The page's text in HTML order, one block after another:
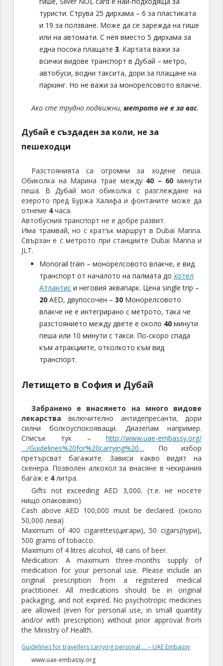
туристи. Струва 25 дирхама – 6 за пластиката
и 19 за ползване. Може да се зарежда на гише
или на автомати. С нея вместо 5 дирхама за
една посока плащате 3. Картата важи за
всички видове транспорт в Дубай – метро,
автобуси, водни таксита, дори за плащане на
паркинг. Но не важи за монорелсовото влакче.
Ако сте трудно подвижни, метрото не е за вас.
Дубай е създаден за коли, не за
пешеходци
Разстоянията са огромни за ходене пеша.
Обиколка на Марина трае между 40 – 60 минути
пеша. В Дубай мол обиколка с разглеждане на
езерото пред Буржа Халифа и фонтаните може да
отнеме 4часа.
Автобусния транспорт не е добре развит.
Има трамвай, но с кратък маршрут в Dubai Marina.
Свързан е с метрото при станциите Dubai Marina и
JLT.
Monorail train – монорелсовото влакче, е вид
транспорт от началото на палмата до хотел
Атлантиси неговия аквапарк. Цена single trip –
20AED, двупосочен – 30 Монорелсовото
влакче не е интегрирано с метрото, така че
разстоянието между двете е около 40минути
пеша или 10 минути с такси. По-скоро спада
към атракциите, отколкото към вид
транспорт.
Летището в София и Дубай
Забранено е внасянето на много видове
лекарства включително антидепресанти, дори
силни болкоуспокояващи. Диазепам например.
Списък тук –http://www.uae-embassy.org/
…/Guidelines%20for%20carrying%20… По избор
претърсват багажите. Зависи какво видят на
скенера. Позволен алкохол за внасяне в чекирания
багаж е 4литра.
Gifts not exceeding AED 3,000. (т.е. не носете
нищо опаковано)
Cash above AED 100,000 must be declared. (около
50,000 лева)
Maximum of 400 cigarettes(цигари), 50 cigars(пури),
500 grams of tobacco.
Maximum of 4 litres alcohol, 48 cans of beer.
Medication: A maximum three-months supply of
medication for your personal use. Please include an
original prescription from a registered medical
practitioner. All medications should be in original
packaging, and not expired. No psychotropic medicines
are allowed (even for personal use, in small quantity
and/or with prescription) without prior approval from
the Ministry of Health.
Guidelines for travellers carrying personal … – UAE Embassy
www.uae-embassy.org